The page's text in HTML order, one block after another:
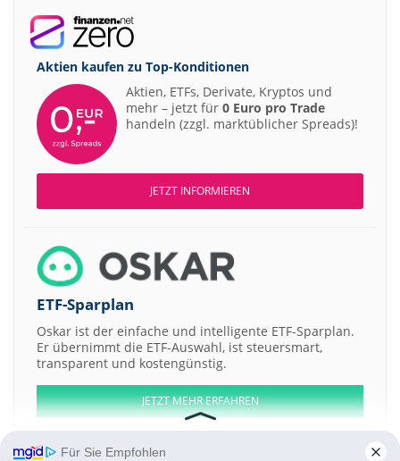
Aktien kaufen zu Top-Konditionen
Aktien, ETFs, Derivate, Kryptos und
mehr – jetzt für 0 Euro pro Trade
handeln (zzgl. marktüblicher Spreads)!
JETZT INFORMIEREN
ETF-Sparplan
Oskar ist der einfache und intelligente ETF-Sparplan.
Er übernimmt die ETF-Auswahl, ist steuersmart,
transparent und kostengünstig.
JETZT MEHR ERFAHREN
Für Sie Empfohlen